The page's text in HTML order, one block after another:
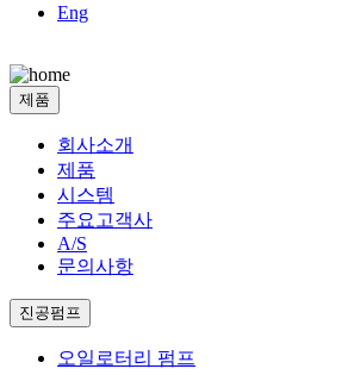
Eng
제품
회사소개
제품
시스템
주요고객사
A/S
문의사항
진공펌프
오일로터리 펌프